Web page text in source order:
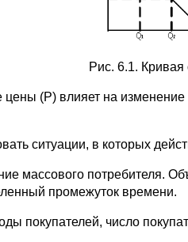
Рис. 6.1. Кривая
(P) влияет на
ситуации, в которых
массового потребителя.
промежуток времени.
покупателей, число